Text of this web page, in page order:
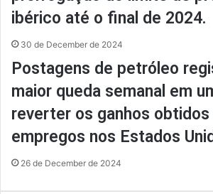
ibérico até o final de 2024.
30 de December de 2024
Postagens de petróleo
maior queda semanal em
reverter os ganhos
empregos nos Estados
26 de December de 2024